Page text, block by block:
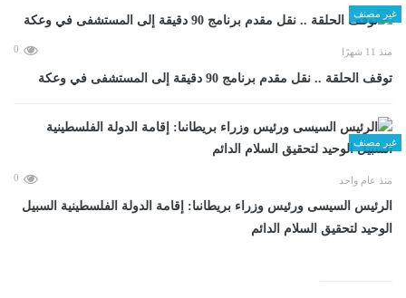
غير مصنف
منذ 11 شهرًا 0
توقف الحلقة .. نقل مقدم برنامج 90 دقيقة إلى المستشفى في وعكة
غير مصنف
منذ عام واحد 0
الرئيس السيسى ورئيس وزراء بريطانىا: إقامة الدولة الفلسطينية السبيل
الوحيد لتحقيق السلام الدائم